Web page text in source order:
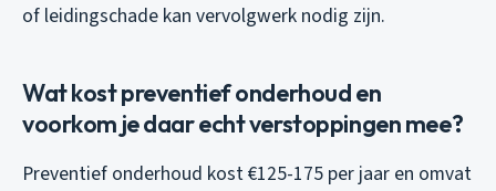
of leidingschade kan vervolgwerk nodig zijn.
Wat kost preventief onderhoud en
voorkom je daar echt verstoppingen mee?
Preventief onderhoud kost €125-175 per jaar en omvat